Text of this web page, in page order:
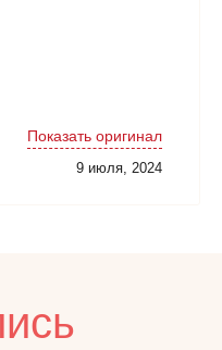
Показать оригинал
9 июля, 2024